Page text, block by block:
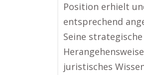
Position erhielt
entsprechend
Seine strategische
juristisches